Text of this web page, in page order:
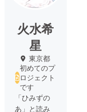
火水希
星
東京都
初めてのプ
ロジェクト
です
「ひみずの
あ」と読み